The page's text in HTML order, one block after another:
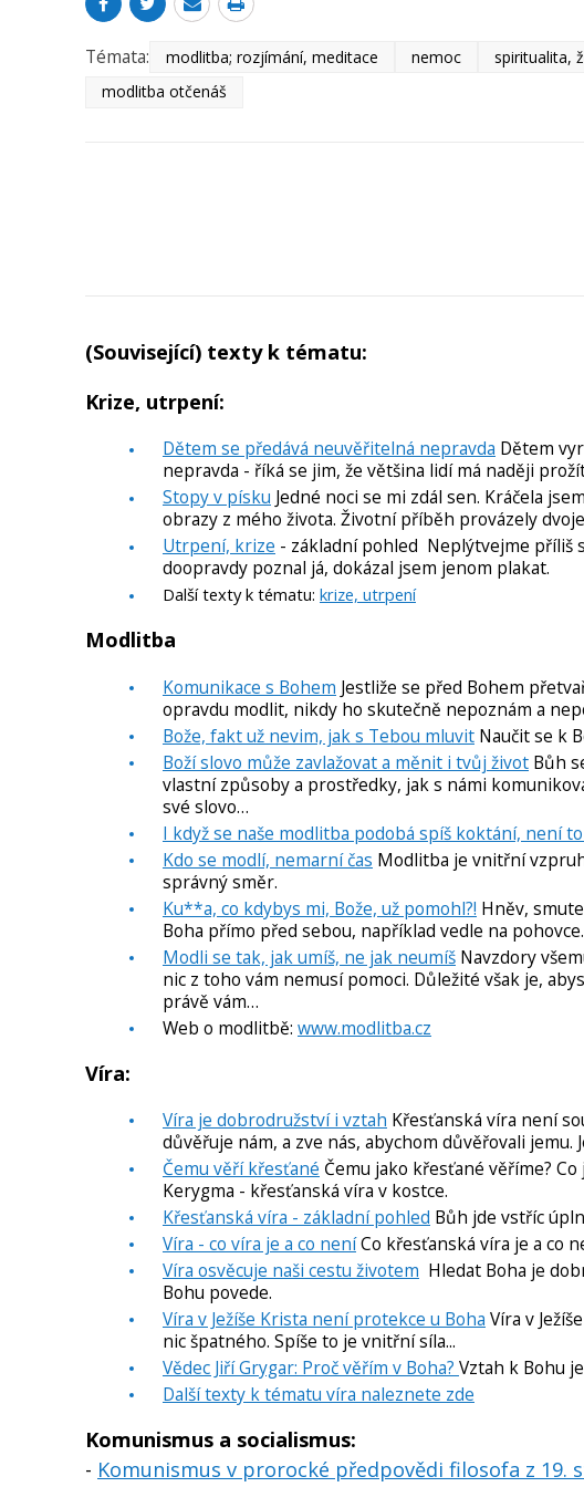
Témata: modlitba; rozjímání, meditace nemoc spiritualita,
modlitba otčenáš
(Související) texty k tématu:
Krize, utrpení:
Dětem se předává neuvěřitelná nepravda Dětem
nepravda - říká se jim, že většina lidí má naději
Stopy v písku Jedné noci se mi zdál sen. Kráčela
obrazy z mého života. Životní příběh provázely
Utrpení, krize - základní pohled Neplýtvejme příliš
doopravdy poznal já, dokázal jsem jenom plakat.
Další texty k tématu: krize, utrpení
Modlitba
Komunikace s Bohem Jestliže se před Bohem
opravdu modlit, nikdy ho skutečně nepoznám a
Bože, fakt už nevim, jak s Tebou mluvit Naučit se k
Boží slovo může zavlažovat a měnit i tvůj život Bůh
vlastní způsoby a prostředky, jak s námi
své slovo…
I když se naše modlitba podobá spíš koktání, není
Kdo se modlí, nemarní čas Modlitba je vnitřní
správný směr.
Ku**a, co kdybys mi, Bože, už pomohl?! Hněv,
Boha přímo před sebou, například vedle na
Modli se tak, jak umíš, ne jak neumíš Navzdory
nic z toho vám nemusí pomoci. Důležité však je,
právě vám…
Web o modlitbě: www.modlitba.cz
Víra:
Víra je dobrodružství i vztah Křesťanská víra není
důvěřuje nám, a zve nás, abychom důvěřovali jemu.
Čemu věří křesťané Čemu jako křesťané věříme?
Kerygma - křesťanská víra v kostce.
Křesťanská víra - základní pohled Bůh jde vstříc
Víra - co víra je a co neníCo křesťanská víra je a co
Víra osvěcuje naši cestu životem Hledat Boha je
Bohu povede.
Víra v Ježíše Krista není protekce u Boha Víra v
nic špatného. Spíše to je vnitřní síla...
Vědec Jiří Grygar: Proč věřím v Boha? Vztah k Bohu
Další texty k tématu víra naleznete zde
Komunismus a socialismus:
- Komunismus v prorocké předpovědi filosofa z 19.